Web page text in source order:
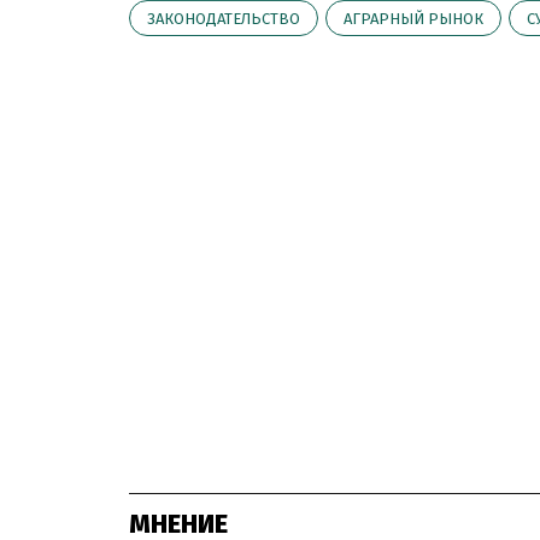
ЗАКОНОДАТЕЛЬСТВО АГРАРНЫЙ РЫНОК
МНЕНИЕ